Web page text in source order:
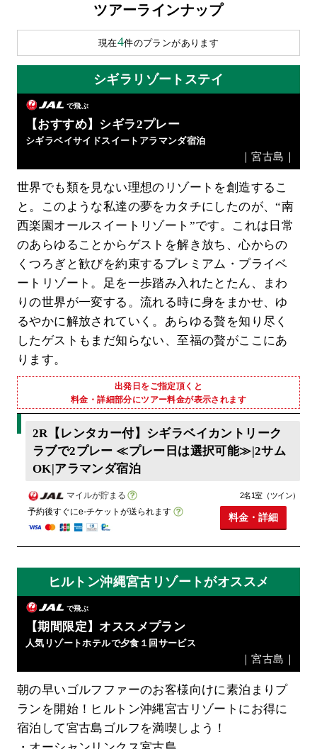
ツアーラインナップ
現在4件のプランがあります
シギラリゾートステイ
で飛ぶ
【おすすめ】シギラ2プレー
シギラベイサイドスイートアラマンダ宿泊
｜宮古島｜
世界でも類を見ない理想のリゾートを創造するこ
と。このような私達の夢をカタチにしたのが、“南
西楽園オールスイートリゾート”です。これは日常
のあらゆることからゲストを解き放ち、心からの
くつろぎと歓びを約束するプレミアム・プライベ
ートリゾート。足を一歩踏み入れたとたん、まわ
りの世界が一変する。流れる時に身をまかせ、ゆ
るやかに解放されていく。あらゆる贅を知り尽く
したゲストもまだ知らない、至福の贅がここにあ
ります。
出発日をご指定頂くと
料金・詳細部分にツアー料金が表示されます
2R【レンタカー付】シギラベイカントリーク
ラブで2プレー ≪プレー日は選択可能≫|2サム
OK|アラマンダ宿泊
マイルが貯まる
予約後すぐにe-チケットが送られます
2名1室（ツイン）
料金・詳細
ヒルトン沖縄宮古リゾートがオススメ
で飛ぶ
【期間限定】オススメプラン
人気リゾートホテルで夕食１回サービス
｜宮古島｜
朝の早いゴルフファーのお客様向けに素泊まりプ
ランを開始！ヒルトン沖縄宮古リゾートにお得に
宿泊して宮古島ゴルフを満喫しよう！